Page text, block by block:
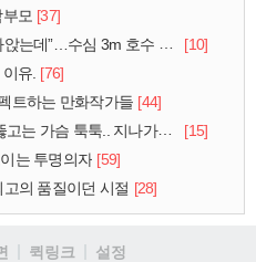
부모 [37]
수심 3m 호수 뛰어든 60대 의인
[10]
유. [76]
트하는 만화작가들 [44]
슴 툭툭.. 지나가던 아재의 정체
[15]
는 투명의자 [59]
의 품질이던 시절 [28]
퀵링크
설정